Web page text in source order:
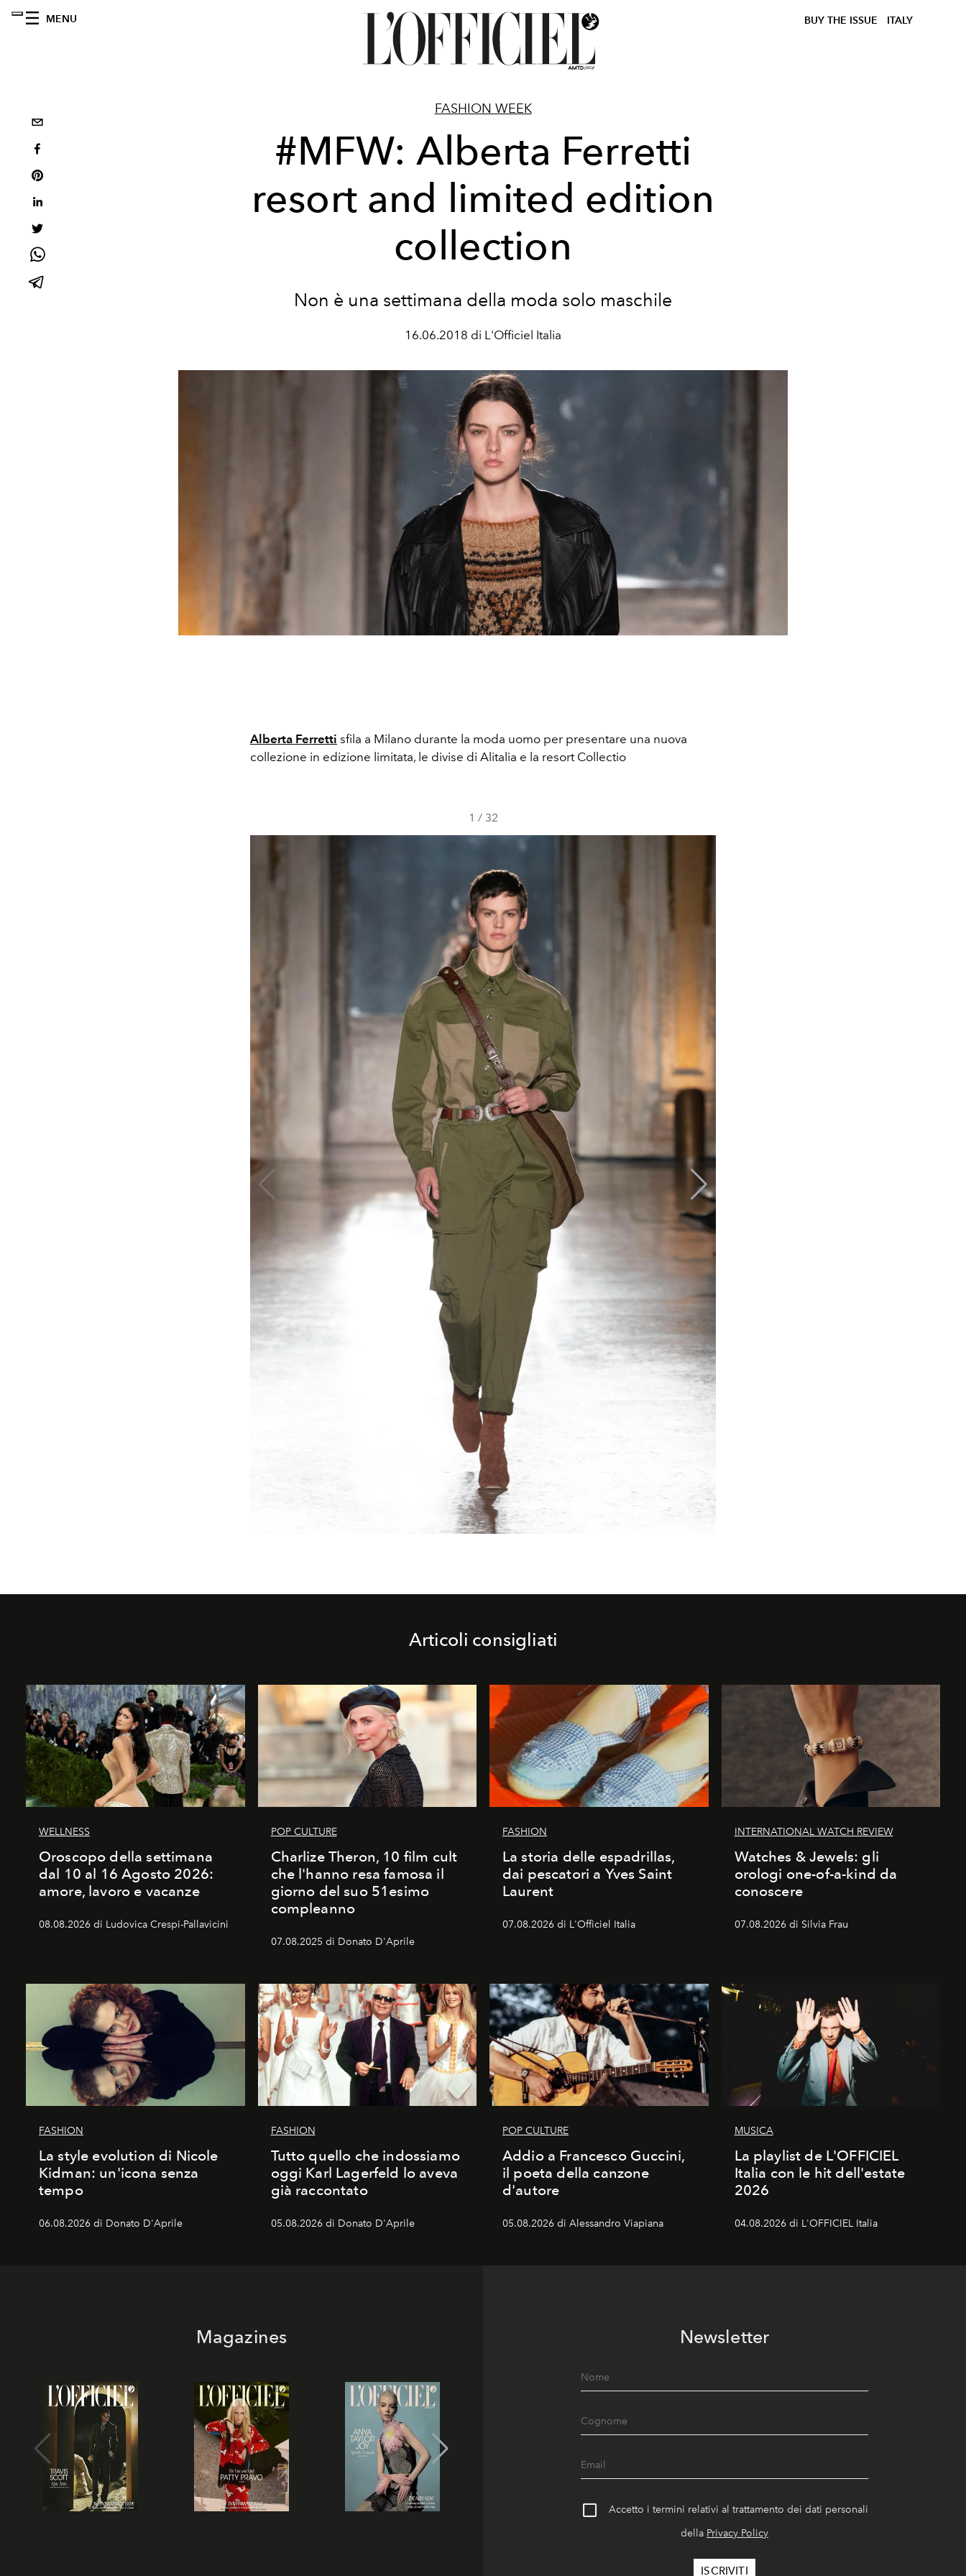
MENU BUY THE ISSUE ITALY
FASHION WEEK
#MFW: Alberta Ferretti
resort and limited edition
collection
Non è una settimana della moda solo maschile
16.06.2018 di L'Officiel Italia
Alberta Ferretti sfila a Milano durante la moda uomo per presentare una nuova
collezione in edizione limitata, le divise di Alitalia e la resort Collectio
1 / 32
Articoli consigliati
WELLNESS
Oroscopo della settimana
dal 10 al 16 Agosto 2026:
amore, lavoro e vacanze
08.08.2026 di Ludovica Crespi-Pallavicini
POP CULTURE
Charlize Theron, 10 film cult
che l'hanno resa famosa il
giorno del suo 51esimo
compleanno
07.08.2025 di Donato D'Aprile
FASHION
La storia delle espadrillas,
dai pescatori a Yves Saint
Laurent
07.08.2026 di L'Officiel Italia
INTERNATIONAL WATCH REVIEW
Watches & Jewels: gli
orologi one-of-a-kind da
conoscere
07.08.2026 di Silvia Frau
FASHION
La style evolution di Nicole
Kidman: un'icona senza
tempo
06.08.2026 di Donato D'Aprile
FASHION
Tutto quello che indossiamo
oggi Karl Lagerfeld lo aveva
già raccontato
05.08.2026 di Donato D'Aprile
POP CULTURE
Addio a Francesco Guccini,
il poeta della canzone
d'autore
05.08.2026 di Alessandro Viapiana
MUSICA
La playlist de L'OFFICIEL
Italia con le hit dell'estate
2026
04.08.2026 di L'OFFICIEL Italia
Magazines Newsletter
Accetto i termini relativi al trattamento dei dati personali
della Privacy Policy